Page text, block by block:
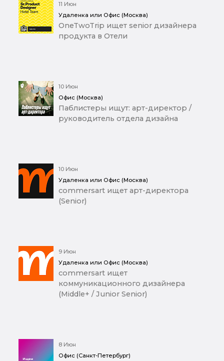
11 Июн
Удаленка или Офис (Москва)
OneTwoTrip ищет senior дизайнера
продукта в Отели
10 Июн
Офис (Москва)
Паблистеры ищут: арт-директор /
руководитель отдела дизайна
10 Июн
Удаленка или Офис (Москва)
commersart ищет арт-директора
(Senior)
9 Июн
Удаленка или Офис (Москва)
commersart ищет
коммуникационного дизайнера
(Middle+ / Junior Senior)
8 Июн
Офис (Санкт-Петербург)